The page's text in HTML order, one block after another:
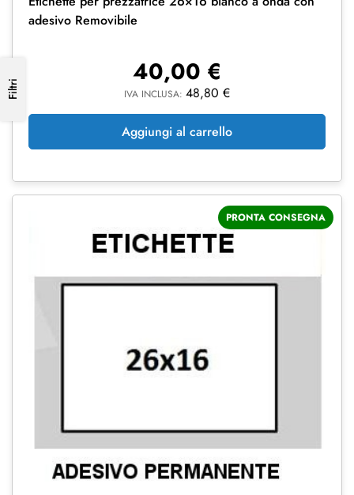
Filtri
adesivo Removibile
40,00 €
IVA INCLUSA: 48,80 €
Aggiungi al carrello
PRONTA CONSEGNA